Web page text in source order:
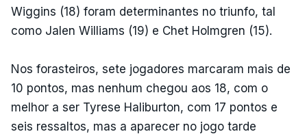
Wiggins (18) foram determinantes no triunfo, tal
como Jalen Williams (19) e Chet Holmgren (15).
Nos forasteiros, sete jogadores marcaram mais de
10 pontos, mas nenhum chegou aos 18, com o
melhor a ser Tyrese Haliburton, com 17 pontos e
seis ressaltos, mas a aparecer no jogo tarde